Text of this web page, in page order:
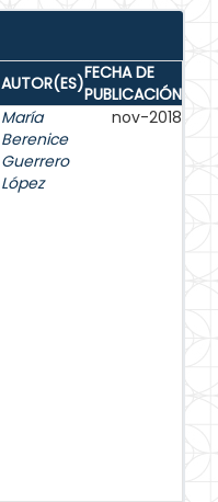
AUTOR(ES)FECHA DE
PUBLICACIÓN
María
Berenice
Guerrero
López
nov-2018